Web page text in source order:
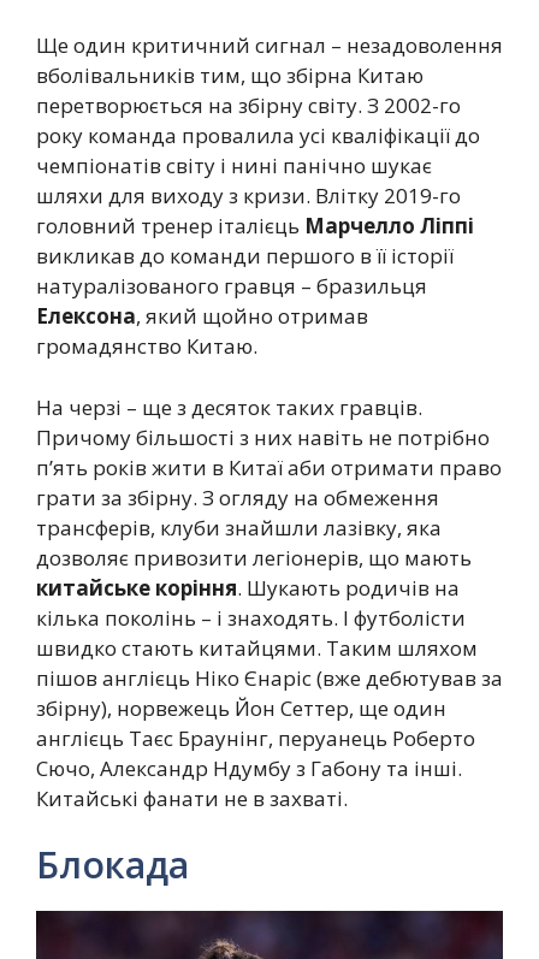
Ще один критичний сигнал – незадоволення
вболівальників тим, що збірна Китаю
перетворюється на збірну світу. З 2002-го
року команда провалила усі кваліфікації до
чемпіонатів світу і нині панічно шукає
шляхи для виходу з кризи. Влітку 2019-го
головний тренер італієць Марчелло Ліппі
викликав до команди першого в її історії
натуралізованого гравця – бразильця
Елексона, який щойно отримав
громадянство Китаю.
На черзі – ще з десяток таких гравців.
Причому більшості з них навіть не потрібно
п’ять років жити в Китаї аби отримати право
грати за збірну. З огляду на обмеження
трансферів, клуби знайшли лазівку, яка
дозволяє привозити легіонерів, що мають
китайське коріння. Шукають родичів на
кілька поколінь – і знаходять. І футболісти
швидко стають китайцями. Таким шляхом
пішов англієць Ніко Єнаріс (вже дебютував за
збірну), норвежець Йон Сеттер, ще один
англієць Таєс Браунінг, перуанець Роберто
Сючо, Александр Ндумбу з Габону та інші.
Китайські фанати не в захваті.
Блокада